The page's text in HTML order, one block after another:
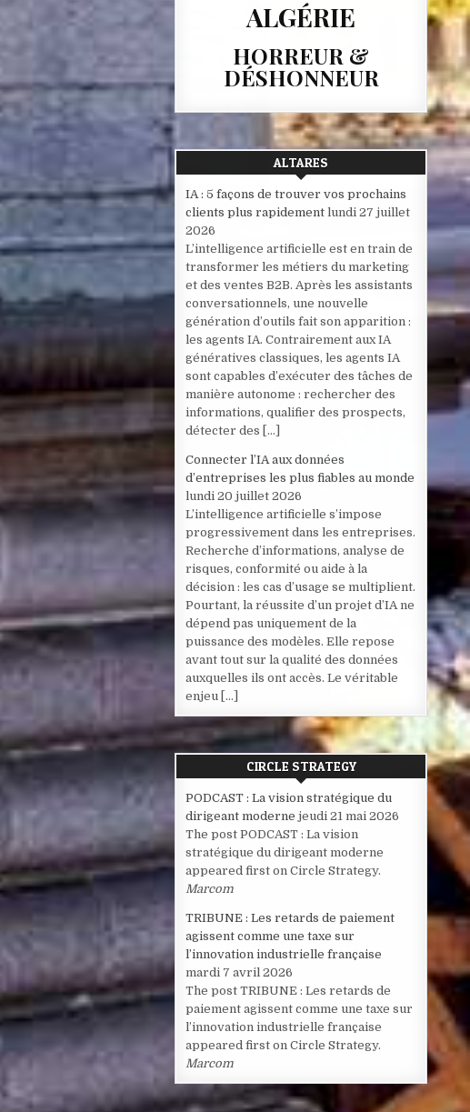
ALGÉRIE
HORREUR &
DÉSHONNEUR
ALTARES
IA : 5 façons de trouver vos prochains
clients plus rapidement lundi 27 juillet
2026
L’intelligence artificielle est en train de
transformer les métiers du marketing
et des ventes B2B. Après les assistants
conversationnels, une nouvelle
génération d’outils fait son apparition :
les agents IA. Contrairement aux IA
génératives classiques, les agents IA
sont capables d’exécuter des tâches de
manière autonome : rechercher des
informations, qualifier des prospects,
détecter des […]
Connecter l’IA aux données
d’entreprises les plus fiables au monde
lundi 20 juillet 2026
L’intelligence artificielle s’impose
progressivement dans les entreprises.
Recherche d’informations, analyse de
risques, conformité ou aide à la
décision : les cas d’usage se multiplient.
Pourtant, la réussite d’un projet d’IA ne
dépend pas uniquement de la
puissance des modèles. Elle repose
avant tout sur la qualité des données
auxquelles ils ont accès. Le véritable
enjeu […]
CIRCLE STRATEGY
PODCAST : La vision stratégique du
dirigeant moderne jeudi 21 mai 2026
The post PODCAST : La vision
stratégique du dirigeant moderne
appeared first on Circle Strategy.
Marcom
TRIBUNE : Les retards de paiement
agissent comme une taxe sur
l’innovation industrielle française
mardi 7 avril 2026
The post TRIBUNE : Les retards de
paiement agissent comme une taxe sur
l’innovation industrielle française
appeared first on Circle Strategy.
Marcom